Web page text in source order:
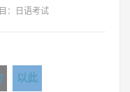
：日语考试
以此